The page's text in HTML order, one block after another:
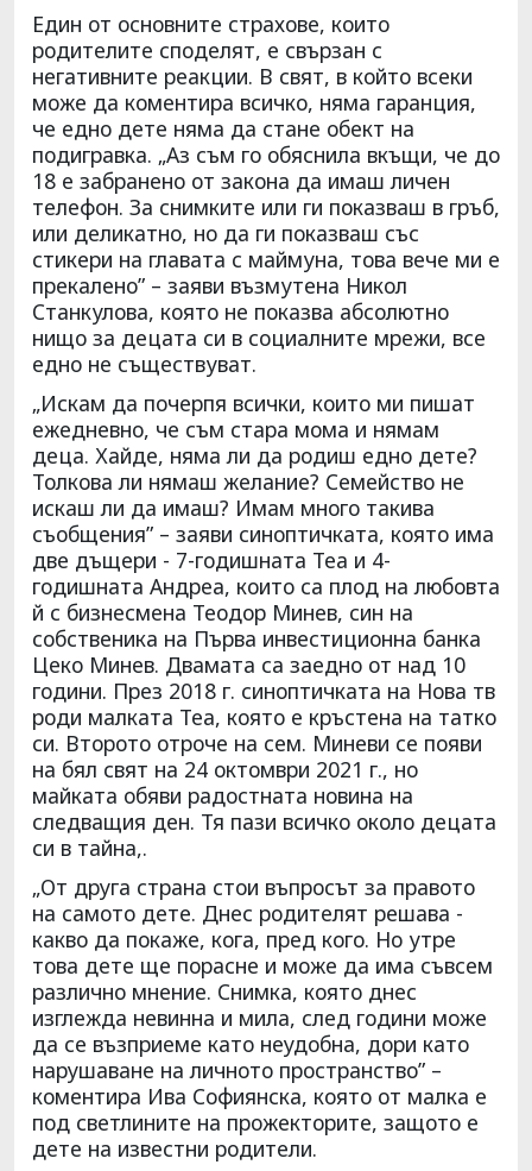
Един от основните страхове, които
родителите споделят, е свързан с
негативните реакции. В свят, в който всеки
може да коментира всичко, няма гаранция,
че едно дете няма да стане обект на
подигравка. „Аз съм го обяснила вкъщи, че до
18 е забранено от закона да имаш личен
телефон. За снимките или ги показваш в гръб,
или деликатно, но да ги показваш със
стикери на главата с маймуна, това вече ми е
прекалено” – заяви възмутена Никол
Станкулова, която не показва абсолютно
нищо за децата си в социалните мрежи, все
едно не съществуват.
„Искам да почерпя всички, които ми пишат
ежедневно, че съм стара мома и нямам
деца. Хайде, няма ли да родиш едно дете?
Толкова ли нямаш желание? Семейство не
искаш ли да имаш? Имам много такива
съобщения” – заяви синоптичката, която има
две дъщери - 7-годишната Теа и 4-
годишната Андреа, които са плод на любовта
й с бизнесмена Теодор Минев, син на
собственика на Първа инвестиционна банка
Цеко Минев. Двамата са заедно от над 10
години. През 2018 г. синоптичката на Нова тв
роди малката Теа, която е кръстена на татко
си. Второто отроче на сем. Миневи се появи
на бял свят на 24 октомври 2021 г., но
майката обяви радостната новина на
следващия ден. Тя пази всичко около децата
си в тайна,.
„От друга страна стои въпросът за правото
на самото дете. Днес родителят решава -
какво да покаже, кога, пред кого. Но утре
това дете ще порасне и може да има съвсем
различно мнение. Снимка, която днес
изглежда невинна и мила, след години може
да се възприеме като неудобна, дори като
нарушаване на личното пространство” –
коментира Ива Софиянска, която от малка е
под светлините на прожекторите, защото е
дете на известни родители.